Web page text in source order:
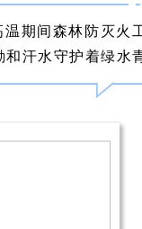
期间森林防灭火
汗水守护着绿水